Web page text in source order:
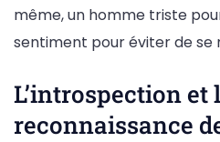
même, un homme triste
sentiment pour éviter de se
L’introspection et
reconnaissance